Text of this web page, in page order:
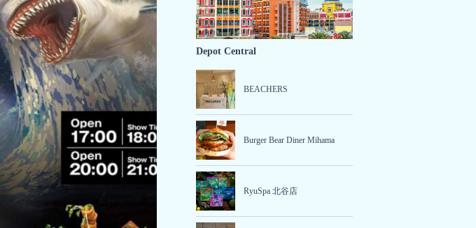
Depot Central
BEACHERS
Burger Bear Diner Mihama
RyuSpa 北谷店